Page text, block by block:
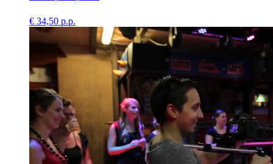
€ 34,50 p.p.